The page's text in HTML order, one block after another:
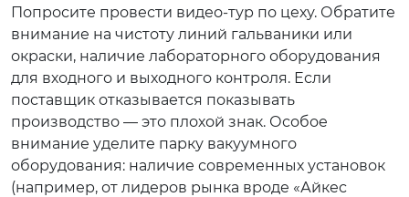
Попросите провести видео-тур по цеху. Обратите
внимание на чистоту линий гальваники или
окраски, наличие лабораторного оборудования
для входного и выходного контроля. Если
поставщик отказывается показывать
производство — это плохой знак. Особое
внимание уделите парку вакуумного
оборудования: наличие современных установок
(например, от лидеров рынка вроде «Айкес